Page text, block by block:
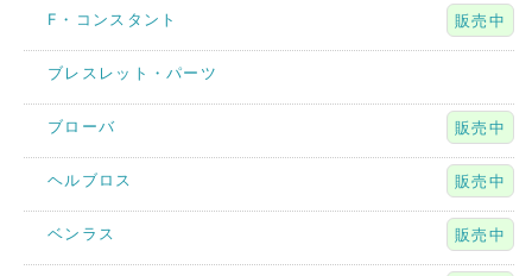
F・コンスタント 販売中
ブレスレット・パーツ
ブローバ 販売中
ヘルブロス 販売中
ベンラス 販売中